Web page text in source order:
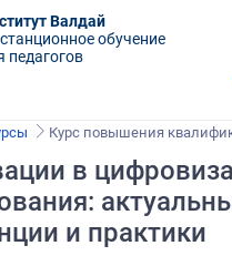
Валдай
обучение
педагогов
Курс повышения
в
и практики